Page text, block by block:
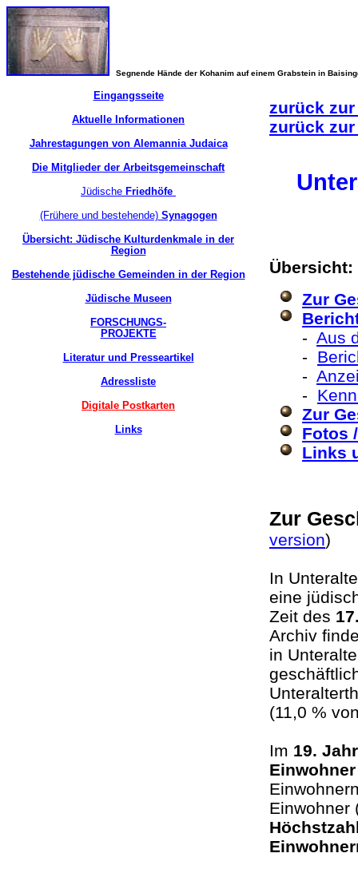
Segnende Hände der Kohanim auf einem Grabstein in
Eingangsseite
Aktuelle Informationen
Jahrestagungen von Alemannia Judaica
Die Mitglieder der Arbeitsgemeinschaft
Jüdische Friedhöfe
(Frühere und bestehende)Synagogen
Übersicht: Jüdische Kulturdenkmale in der
Region
Bestehende jüdische Gemeinden in der Region
Jüdische Museen
FORSCHUNGS-
PROJEKTE
Literatur und Presseartikel
Adressliste
Digitale Postkarten
Links
zurück
zurück
Übersicht:
Zur
- Aus
-
-
-
Zur
Fotos
Links
Zur
version
In
eine
Zeit des
Archiv
in
(11,0 %
Im 19.
Einwohner